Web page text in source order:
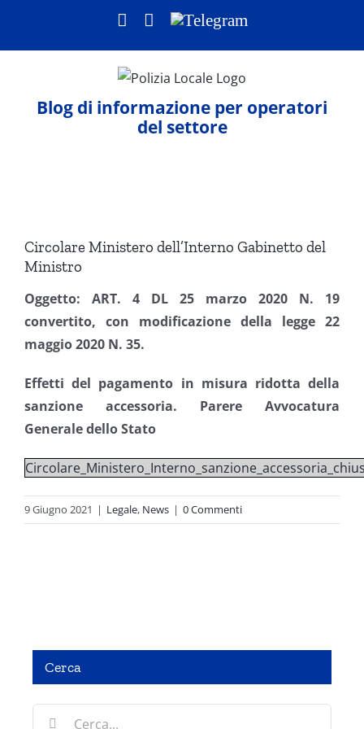
contenuto
Facebook
LinkedIn
Telegram
Blog di informazione per operatori
del settore
immagine
Circolare Ministero dell’Interno Gabinetto del
Ministro
Oggetto: ART. 4 DL 25 marzo 2020 N. 19
convertito, con modificazione della legge 22
maggio 2020 N. 35.
Effetti del pagamento in misura ridotta della
sanzione accessoria. Parere Avvocatura
Generale dello Stato
9 Giugno 2021 | Legale, News | 0 Commenti
Cerca
Cerca